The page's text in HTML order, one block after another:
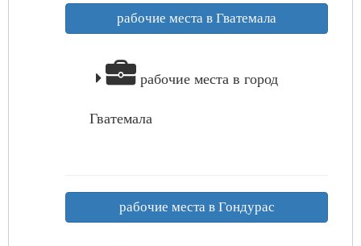
рабочие места в Гватемала
рабочие места в город
Гватемала
рабочие места в Гондурас